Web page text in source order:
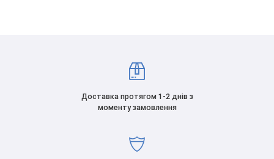
Доставка протягом 1-2 днів з
моменту замовлення